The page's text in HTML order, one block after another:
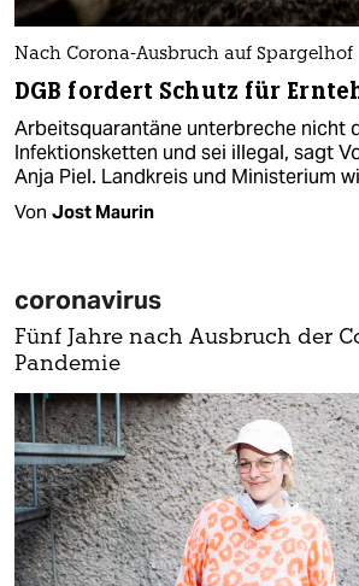
Nach Corona-Ausbruch auf Spargelhof
DGB fordert Schutz für
Arbeitsquarantäne unterbreche nicht
Infektionsketten und sei illegal, sagt
Anja Piel. Landkreis und Ministerium
Von Jost Maurin
coronavirus
Fünf Jahre nach Ausbruch der
Pandemie